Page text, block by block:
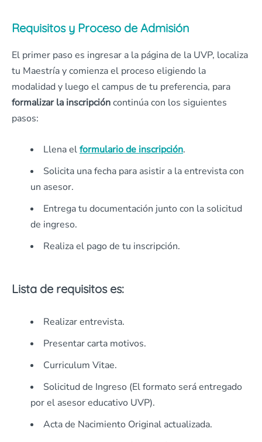
Requisitos y Proceso de Admisión
El primer paso es ingresar a la página de la UVP, localiza
tu Maestría y comienza el proceso eligiendo la
modalidad y luego el campus de tu preferencia, para
formalizar la inscripcióncontinúa con los siguientes
pasos:
Llena elformulario de inscripción.
Solicita una fecha para asistir a la entrevista con
un asesor.
Entrega tu documentación junto con la solicitud
de ingreso.
Realiza el pago de tu inscripción.
Lista de requisitos es:
Realizar entrevista.
Presentar carta motivos.
Curriculum Vitae.
Solicitud de Ingreso (El formato será entregado
por el asesor educativo UVP).
Acta de Nacimiento Original actualizada.